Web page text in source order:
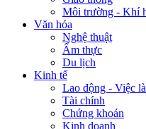
Môi trường - Khí
Văn hóa
Nghệ thuật
Ẩm thực
Du lịch
Kinh tế
Lao động - Việc
Tài chính
Chứng khoán
Kinh doanh